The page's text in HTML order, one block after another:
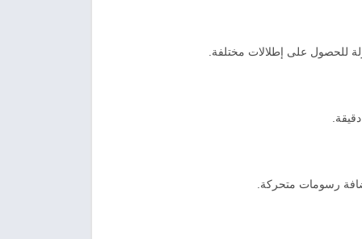
للحصول على إطلالات مختلفة.
رسومات متحركة.